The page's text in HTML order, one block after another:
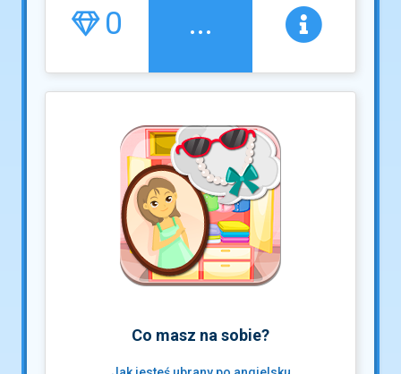
0 ...
Co masz na sobie?